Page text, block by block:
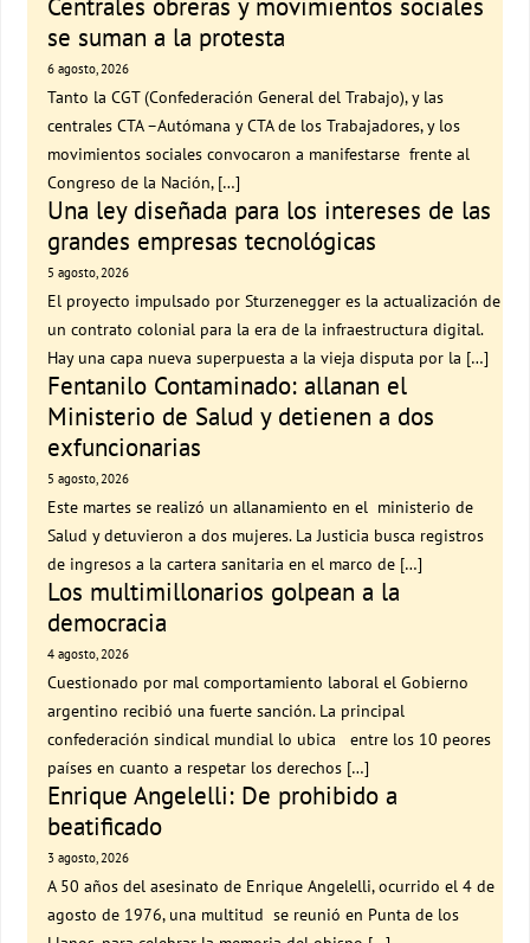
Centrales obreras y movimientos sociales
se suman a la protesta
6 agosto, 2026
Tanto la CGT (Confederación General del Trabajo), y las
centrales CTA –Autómana y CTA de los Trabajadores, y los
movimientos sociales convocaron a manifestarse frente al
Congreso de la Nación, […]
Una ley diseñada para los intereses de las
grandes empresas tecnológicas
5 agosto, 2026
El proyecto impulsado por Sturzenegger es la actualización de
un contrato colonial para la era de la infraestructura digital.
Hay una capa nueva superpuesta a la vieja disputa por la […]
Fentanilo Contaminado: allanan el
Ministerio de Salud y detienen a dos
exfuncionarias
5 agosto, 2026
Este martes se realizó un allanamiento en el ministerio de
Salud y detuvieron a dos mujeres. La Justicia busca registros
de ingresos a la cartera sanitaria en el marco de […]
Los multimillonarios golpean a la
democracia
4 agosto, 2026
Cuestionado por mal comportamiento laboral el Gobierno
argentino recibió una fuerte sanción. La principal
confederación sindical mundial lo ubica entre los 10 peores
países en cuanto a respetar los derechos […]
Enrique Angelelli: De prohibido a
beatificado
3 agosto, 2026
A 50 años del asesinato de Enrique Angelelli, ocurrido el 4 de
agosto de 1976, una multitud se reunió en Punta de los